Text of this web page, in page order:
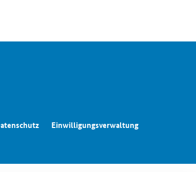
Einwilligungsverwaltung